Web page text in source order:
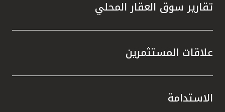
تقارير سوق العقار المحلي
علاقات المستثمرين
الاستدامة